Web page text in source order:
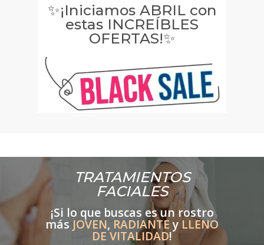
✨¡Iniciamos ABRIL con
estas INCREÍBLES
OFERTAS!✨
TRATAMIENTOS
FACIALES
¡Si lo que buscas es un rostro
más JOVEN, RADIANTEy LLENO
DE VITALIDAD!